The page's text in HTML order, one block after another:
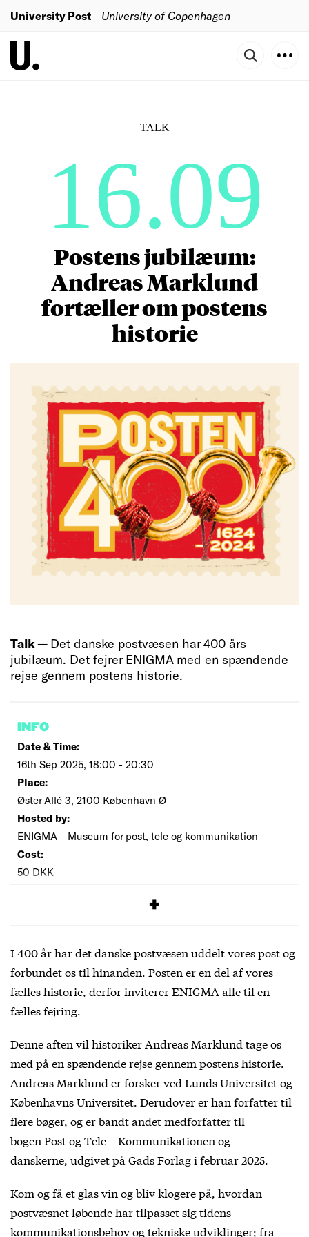
University Post University of Copenhagen
TALK
16.09
Postens jubilæum:
Andreas Marklund
fortæller om postens
historie
Talk — Det danske postvæsen har 400 års
jubilæum. Det fejrer ENIGMA med en spændende
rejse gennem postens historie.
INFO
Date & Time:
16th Sep 2025, 18:00 - 20:30
Place:
Øster Allé 3, 2100 København Ø
Hosted by:
ENIGMA – Museum for post, tele og kommunikation
Cost:
50 DKK
I 400 år har det danske postvæsen uddelt vores post og
forbundet os til hinanden. Posten er en del af vores
fælles historie, derfor inviterer ENIGMA alle til en
fælles fejring.
Denne aften vil historiker Andreas Marklund tage os
med på en spændende rejse gennem postens historie.
Andreas Marklund er forsker ved Lunds Universitet og
Københavns Universitet. Derudover er han forfatter til
flere bøger, og er bandt andet medforfatter til
bogen Post og Tele – Kommunikationen og
danskerne, udgivet på Gads Forlag i februar 2025.
Kom og få et glas vin og bliv klogere på, hvordan
postvæsnet løbende har tilpasset sig tidens
kommunikationsbehov og tekniske udviklinger; fra